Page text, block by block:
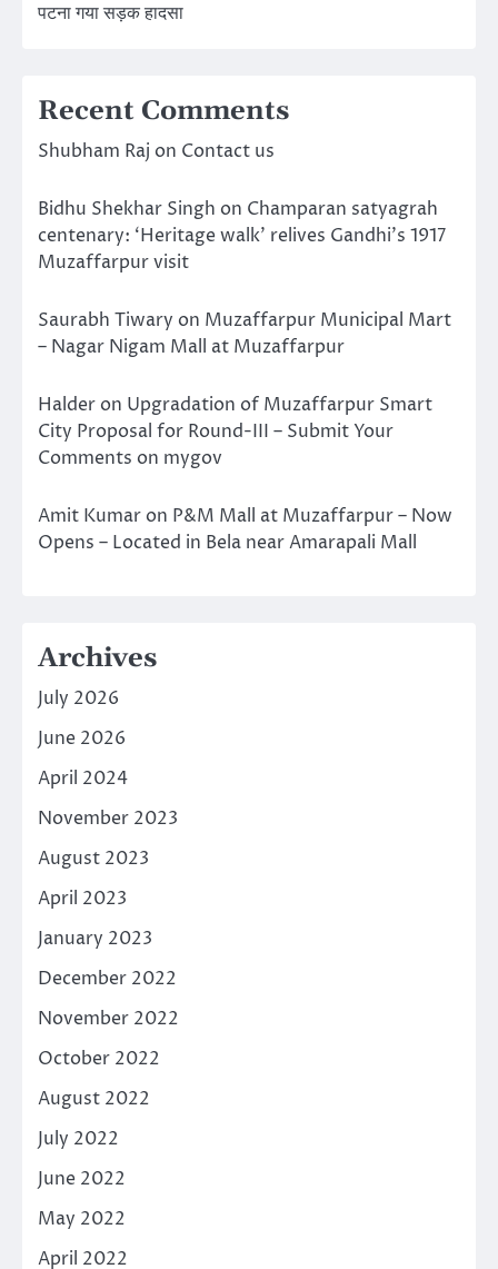
पटना गया सड़क हादसा
Recent Comments
Shubham Raj on Contact us
Bidhu Shekhar Singh on Champaran satyagrah
centenary: ‘Heritage walk’ relives Gandhi’s 1917
Muzaffarpur visit
Saurabh Tiwary on Muzaffarpur Municipal Mart
– Nagar Nigam Mall at Muzaffarpur
Halder on Upgradation of Muzaffarpur Smart
City Proposal for Round-III – Submit Your
Comments on mygov
Amit Kumar on P&M Mall at Muzaffarpur – Now
Opens – Located in Bela near Amarapali Mall
Archives
July 2026
June 2026
April 2024
November 2023
August 2023
April 2023
January 2023
December 2022
November 2022
October 2022
August 2022
July 2022
June 2022
May 2022
April 2022